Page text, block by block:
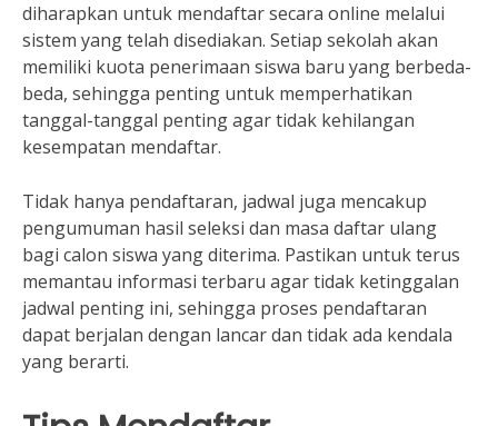
diharapkan untuk mendaftar secara online melalui
sistem yang telah disediakan. Setiap sekolah akan
memiliki kuota penerimaan siswa baru yang berbeda-
beda, sehingga penting untuk memperhatikan
tanggal-tanggal penting agar tidak kehilangan
kesempatan mendaftar.
Tidak hanya pendaftaran, jadwal juga mencakup
pengumuman hasil seleksi dan masa daftar ulang
bagi calon siswa yang diterima. Pastikan untuk terus
memantau informasi terbaru agar tidak ketinggalan
jadwal penting ini, sehingga proses pendaftaran
dapat berjalan dengan lancar dan tidak ada kendala
yang berarti.